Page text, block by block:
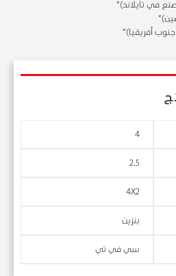
في تايلاند)*
أفريقيا)*
4
2.5
4X2
بنزين
سي في تي